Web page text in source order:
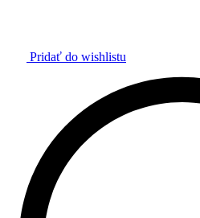
Pridať do wishlistu